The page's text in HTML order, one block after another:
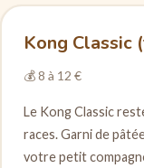
Kong Classic
💰 8 à 12 €
Le Kong Classic
races. Garni de
votre petit